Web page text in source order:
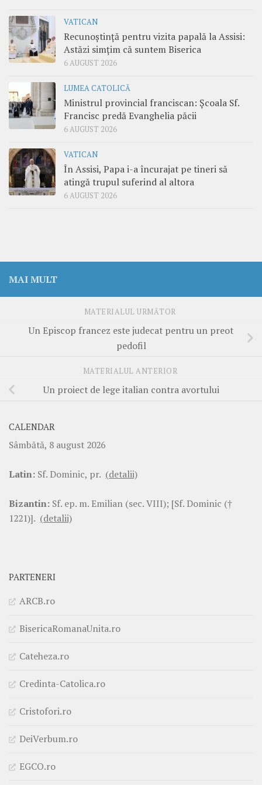
VATICAN
Recunoștință pentru vizita papală la Assisi:
Astăzi simțim că suntem Biserica
6 AUGUST 2026
LUMEA CATOLICĂ
Ministrul provincial franciscan: Școala Sf.
Francisc predă Evanghelia păcii
6 AUGUST 2026
VATICAN
În Assisi, Papa i-a încurajat pe tineri să
atingă trupul suferind al altora
6 AUGUST 2026
MAI MULT
MATERIALUL URMĂTOR
Un Episcop francez este judecat pentru un preot
pedofil
MATERIALUL ANTERIOR
Un proiect de lege italian contra avortului
CALENDAR
Sâmbătă, 8 august 2026
Latin: Sf. Dominic, pr. (detalii)
Bizantin: Sf. ep. m. Emilian (sec. VIII); [Sf. Dominic (†
1221)]. (detalii)
PARTENERI
ARCB.ro
BisericaRomanaUnita.ro
Cateheza.ro
Credinta-Catolica.ro
Cristofori.ro
DeiVerbum.ro
EGCO.ro